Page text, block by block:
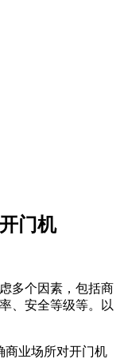
门机
多个因素，包括商
、安全等级等。以
商业场所对开门机